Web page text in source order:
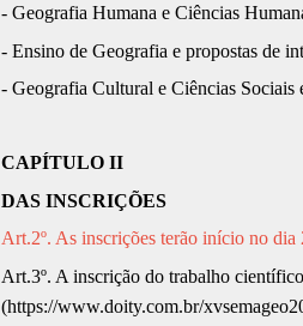
- Geografia Humana e Ciências
- Ensino de Geografia e propostas de
- Geografia Cultural e Ciências Sociais
CAPÍTULO II
DAS INSCRIÇÕES
Art.2º. As inscrições terão início no
Art.3º. A inscrição do trabalho
(https://www.doity.com.br/